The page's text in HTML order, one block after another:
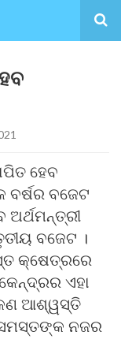
ହେବ
ବର୍ଷର ବଜେଟ
ଅର୍ଥମନ୍ତ୍ରୀ
ବଜେଟ ।
କ୍ଷେତ୍ରରେ
ଏହା
ଆଶ୍ୱସ୍ତି
ସମସ୍ତଙ୍କ ନଜର